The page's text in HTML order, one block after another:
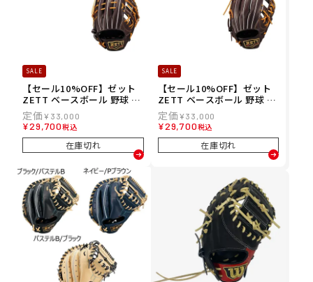
SALE
【セール10%OFF】ゼット
ZETT ベースボール 野球 ソ
フトボール グラブ ミット グ
ローブ 軟式 プロステイタス
二塁手 遊撃手用 BRGB3056
5G メンズ レディース ユニ
セックス 25FA 秋冬
¥ 33,000
¥29,700税込
在庫切れ
SALE
【セール10%OFF】ゼット
ZETT ベースボール 野球 ソ
フトボール グラブ ミット グ
ローブ 軟式 プロステイタス
二塁手 遊撃手用 BRGB3036
4G メンズ レディース ユニ
セックス 25FA 秋冬
¥33,000
¥29,700税込
在庫切れ